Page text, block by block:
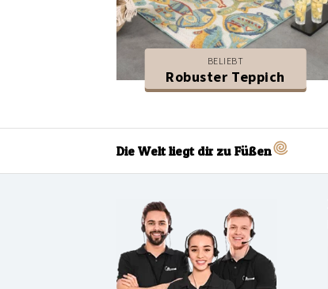
BELIEBT
Robuster Teppich
Die Welt liegt dir zu Füßen